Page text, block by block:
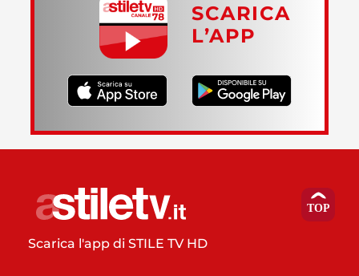
SCARICA
L’APP
Scarica l'app di STILE TV HD